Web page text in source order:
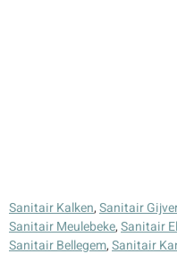
Sanitair Kalken,Sanitair
Sanitair Meulebeke,Sanitair
Sanitair Bellegem,Sanitair